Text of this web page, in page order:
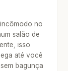
no
salão de
isso
até você
bagunça